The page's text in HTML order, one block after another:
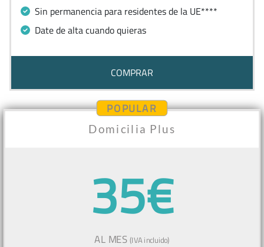
Sin permanencia para residentes de la UE****
Date de alta cuando quieras
COMPRAR
POPULAR
Domicilia Plus
35€
AL MES(IVA incluido)